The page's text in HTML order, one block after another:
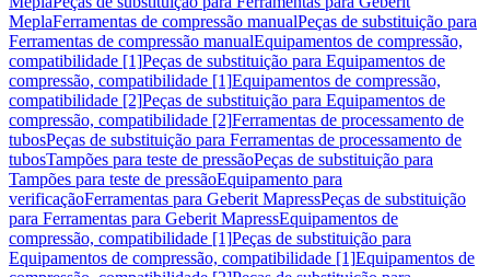
MeplaFerramentas de compressão manualPeças de substituição para
Ferramentas de compressão manualEquipamentos de compressão,
compatibilidade [1]Peças de substituição para Equipamentos de
compressão, compatibilidade [1]Equipamentos de compressão,
compatibilidade [2]Peças de substituição para Equipamentos de
compressão, compatibilidade [2]Ferramentas de processamento de
tubosPeças de substituição para Ferramentas de processamento de
tubosTampões para teste de pressãoPeças de substituição para
Tampões para teste de pressãoEquipamento para
verificaçãoFerramentas para Geberit MapressPeças de substituição
para Ferramentas para Geberit MapressEquipamentos de
compressão, compatibilidade [1]Peças de substituição para
Equipamentos de compressão, compatibilidade [1]Equipamentos de